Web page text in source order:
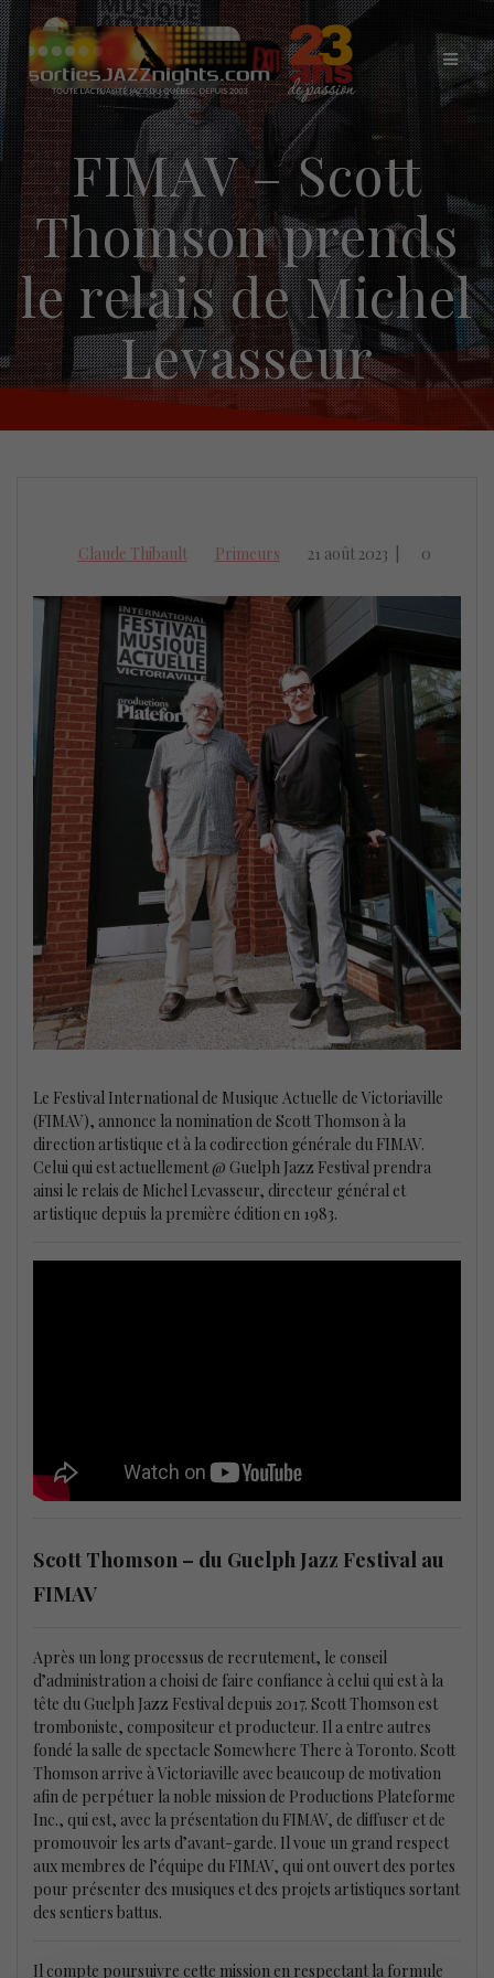
Skip
to
content
FIMAV – Scott
Thomson prends
le relais de Michel
Levasseur
Claude Thibault Primeurs 21 août 2023 0
Le Festival International de Musique Actuelle de Victoriaville
(FIMAV), annonce la nomination de Scott Thomson à la
direction artistique et à la codirection générale du FIMAV.
Celui qui est actuellement @ Guelph Jazz Festival prendra
ainsi le relais de Michel Levasseur, directeur général et
artistique depuis la première édition en 1983.
Scott Thomson – du Guelph Jazz Festival au
FIMAV
Après un long processus de recrutement, le conseil
d’administration a choisi de faire confiance à celui qui est à la
tête du Guelph Jazz Festival depuis 2017. Scott Thomson est
tromboniste, compositeur et producteur. Il a entre autres
fondé la salle de spectacle Somewhere There à Toronto. Scott
Thomson arrive à Victoriaville avec beaucoup de motivation
afin de perpétuer la noble mission de Productions Plateforme
Inc., qui est, avec la présentation du FIMAV, de diffuser et de
promouvoir les arts d’avant-garde. Il voue un grand respect
aux membres de l’équipe du FIMAV, qui ont ouvert des portes
pour présenter des musiques et des projets artistiques sortant
des sentiers battus.
Il compte poursuivre cette mission en respectant la formule